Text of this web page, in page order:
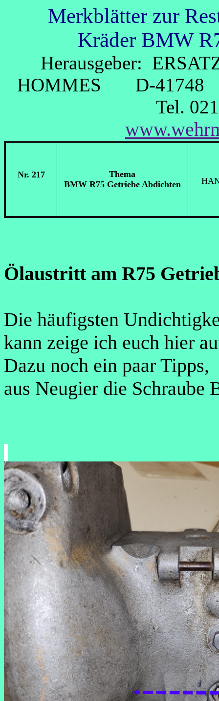
Merkblätter zur
Kräder BMW
Herausgeber:
HOMMES D-41748
Tel.
Nr. 217
Thema
BMW R75 Getriebe Abdichten
H
Ölaustritt am R75
Die häufigsten
kann zeige ich euch hier
Dazu noch ein paar
aus Neugier die Schraube